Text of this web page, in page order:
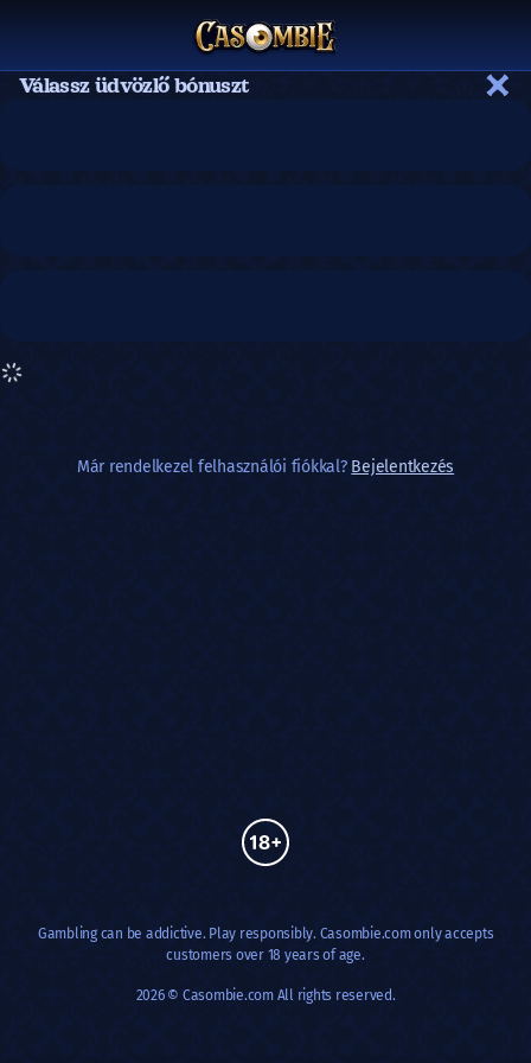
Válassz üdvözlő bónuszt
Már rendelkezel felhasználói fiókkal? Bejelentkezés
Gambling can be addictive. Play responsibly. Casombie.com only accepts
customers over 18 years of age.
2026 © Casombie.com All rights reserved.